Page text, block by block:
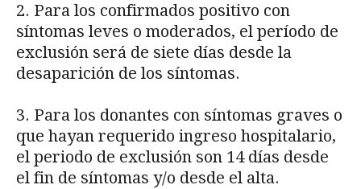
2. Para los confirmados positivo con
síntomas leves o moderados, el período de
exclusión será de siete días desde la
desaparición de los síntomas.
3. Para los donantes con síntomas graves o
que hayan requerido ingreso hospitalario,
el periodo de exclusión son 14 días desde
el fin de síntomas y/o desde el alta.